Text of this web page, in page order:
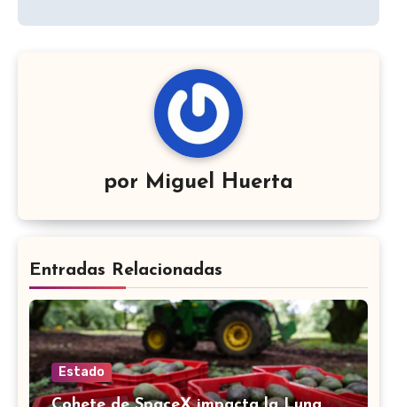
por Miguel Huerta
Entradas Relacionadas
Estado